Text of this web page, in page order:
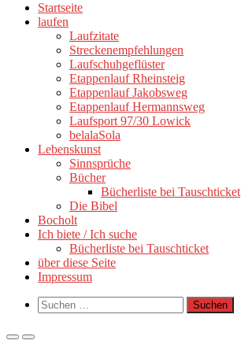
Startseite
laufen
Laufzitate
Streckenempfehlungen
Laufschuhgeflüster
Etappenlauf Rheinsteig
Etappenlauf Jakobsweg
Etappenlauf Hermannsweg
Laufsport 97/30 Lowick
belalaSola
Lebenskunst
Sinnsprüche
Bücher
Bücherliste bei Tauschticket
Die Bibel
Bocholt
Ich biete / Ich suche
Bücherliste bei Tauschticket
über diese Seite
Impressum
Such-
Formular
Suchen
nach:
Primäres
Primäres